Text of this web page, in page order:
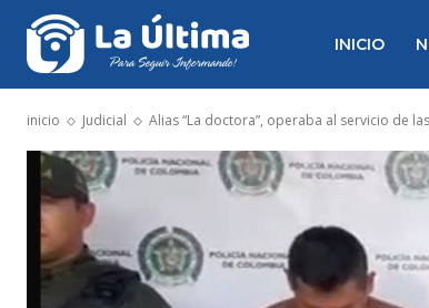
INICIO
inicio Judicial Alias “La doctora”, operaba al servicio de